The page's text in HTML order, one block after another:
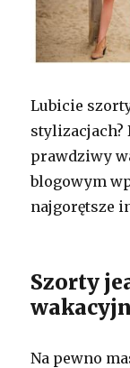
Lubicie
stylizacjach?
prawdziwy
blogowym
najgorętsze
Szorty
Na pewno